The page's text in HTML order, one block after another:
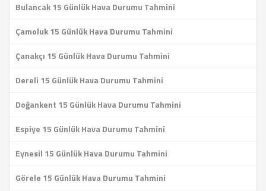
Bulancak 15 Günlük Hava Durumu Tahmini
Çamoluk 15 Günlük Hava Durumu Tahmini
Çanakçı 15 Günlük Hava Durumu Tahmini
Dereli 15 Günlük Hava Durumu Tahmini
Doğankent 15 Günlük Hava Durumu Tahmini
Espiye 15 Günlük Hava Durumu Tahmini
Eynesil 15 Günlük Hava Durumu Tahmini
Görele 15 Günlük Hava Durumu Tahmini